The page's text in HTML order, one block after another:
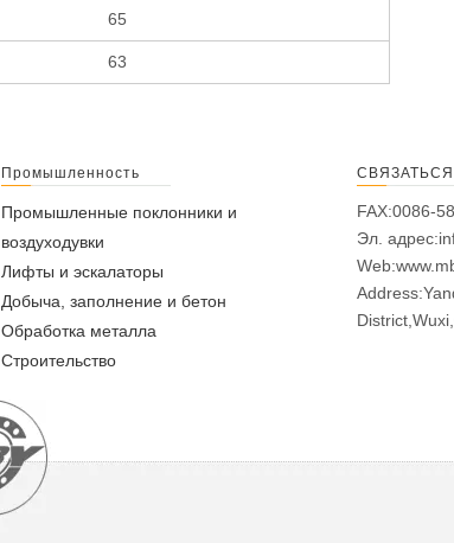
65
63
Промышленность
Промышленные поклонники и
воздуходувки
Лифты и эскалаторы
Добыча, заполнение и бетон
Обработка металла
Строительство
СВЯЗАТЬСЯ
FAX:0086-
Эл. адрес:
Web: